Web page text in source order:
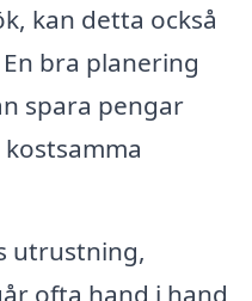
kan detta också
bra planering
spara pengar
utrustning,
ofta hand i hand